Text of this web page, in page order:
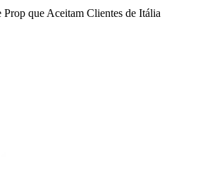
Prop que Aceitam Clientes de Itália